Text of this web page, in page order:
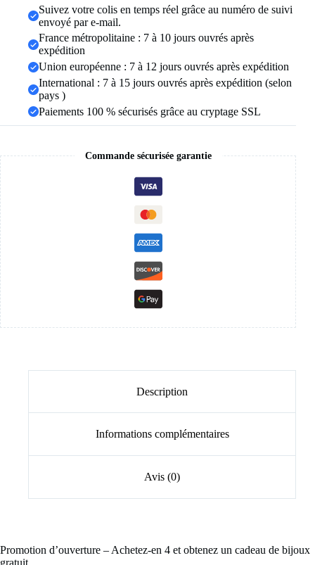
Imitation
tempérament
cadeaux
déplacements
Suivez votre colis en temps réel grâce au numéro de suivi
envoyé par e-mail.
France métropolitaine : 7 à 10 jours ouvrés après
expédition
Union européenne : 7 à 12 jours ouvrés après expédition
International : 7 à 15 jours ouvrés après expédition (selon
pays )
Paiements 100 % sécurisés grâce au cryptage SSL
Commande sécurisée garantie
Description
Informations complémentaires
Avis (0)
Promotion d’ouverture – Achetez-en 4 et obtenez un cadeau de bijoux
gratuit